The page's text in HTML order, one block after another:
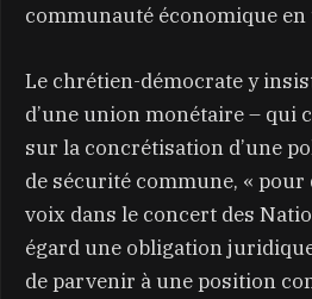
communauté économique
Le chrétien-démocrate y
d’une union monétaire – qui
sur la concrétisation d’une
de sécurité commune, « pour
voix dans le concert des
égard une obligation
de parvenir à une position